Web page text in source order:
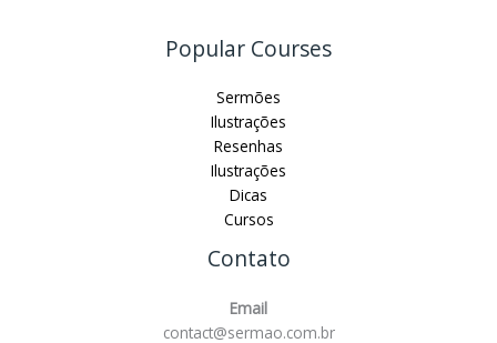
Popular Courses
Sermões
Ilustrações
Resenhas
Ilustrações
Dicas
Cursos
Contato
Email
contact@sermao.com.br